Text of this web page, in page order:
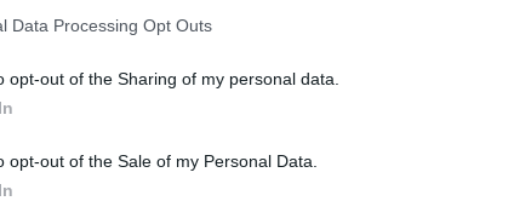
Data Processing Opt Outs
opt-out of the Sharing of my personal data.
opt-out of the Sale of my Personal Data.
hogy bizony ebben a receptben is szerepet
kiapadhatatlan készletet sikerült felhalmoznom
túrótorta egy masszív, az imádott
az utolsó pillanatban beugrott, hogy miért is ne
kompóttal. Így került tálaláskor az asztalra egy
először, majd egy citromos alma-körte kompót